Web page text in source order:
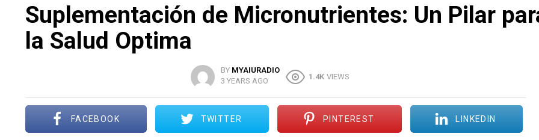
Suplementación de Micronutrientes: Un Pilar
la Salud Optima
BY MYAIURADIO
3 YEARS AGO
1.4K VIEWS
FACEBOOK TWITTER PINTEREST LINKEDIN